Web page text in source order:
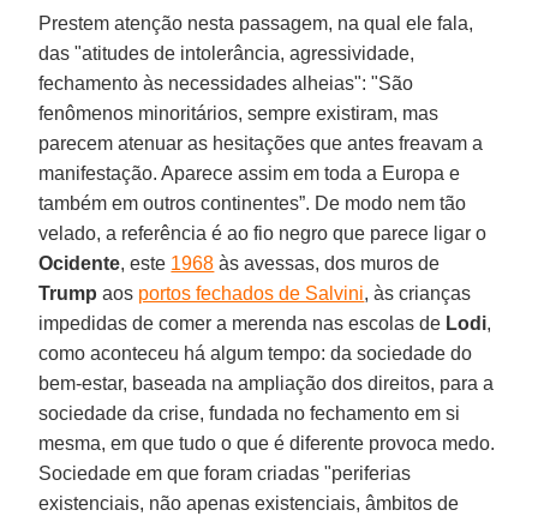
Prestem atenção nesta passagem, na qual ele fala,
das "atitudes de intolerância, agressividade,
fechamento às necessidades alheias": "São
fenômenos minoritários, sempre existiram, mas
parecem atenuar as hesitações que antes freavam a
manifestação. Aparece assim em toda a Europa e
também em outros continentes”. De modo nem tão
velado, a referência é ao fio negro que parece ligar o
Ocidente, este 1968 às avessas, dos muros de
Trump aos portos fechados de Salvini, às crianças
impedidas de comer a merenda nas escolas de Lodi,
como aconteceu há algum tempo: da sociedade do
bem-estar, baseada na ampliação dos direitos, para a
sociedade da crise, fundada no fechamento em si
mesma, em que tudo o que é diferente provoca medo.
Sociedade em que foram criadas "periferias
existenciais, não apenas existenciais, âmbitos de